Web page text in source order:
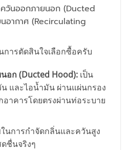
วันออกภายนอก (Ducted
อากาศ (Recirculating
ารตัดสินใจเลือกซื้อครับ
อก (Ducted Hood):เป็น
และไอน้ำมัน ผ่านแผ่นกรอง
าคารโดยตรงผ่านท่อระบาย
นการกำจัดกลิ่นและควันสูง
ชื่นจริงๆ